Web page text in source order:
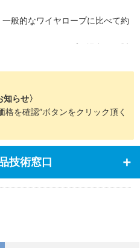
般的なワイヤロープに比べて約
が、ワイヤロープの場合には製
。耐食性には問題ございません
しません。予めご了承ください
らせ〉
を確認”ボタンをクリック頂く
技術窓口